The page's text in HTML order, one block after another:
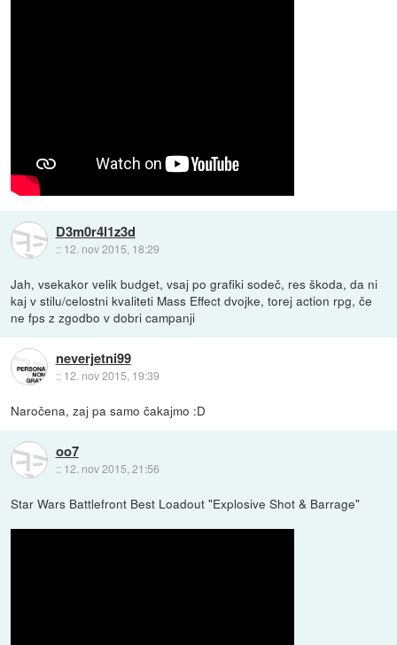
D3m0r4l1z3d
:: 12. nov 2015, 18:29
Jah, vsekakor velik budget, vsaj po grafiki sodeč, res škoda, da ni
kaj v stilu/celostni kvaliteti Mass Effect dvojke, torej action rpg, če
ne fps z zgodbo v dobri campanji
neverjetni99
:: 12. nov 2015, 19:39
Naročena, zaj pa samo čakajmo :D
oo7
:: 12. nov 2015, 21:56
Star Wars Battlefront Best Loadout "Explosive Shot & Barrage"